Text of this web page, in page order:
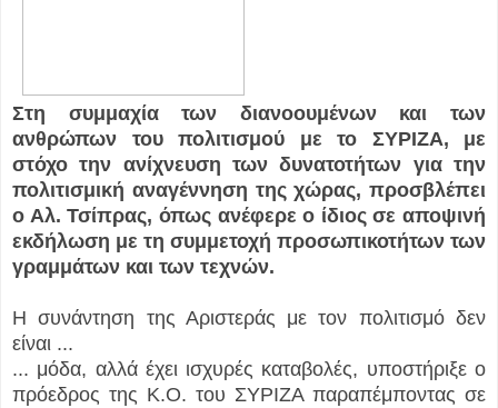
Στη συμμαχία των διανοουμένων και των
ανθρώπων του πολιτισμού με το ΣΥΡΙΖΑ, με
στόχο την ανίχνευση των δυνατοτήτων για την
πολιτισμική αναγέννηση της χώρας, προσβλέπει
ο Αλ. Τσίπρας, όπως ανέφερε ο ίδιος σε αποψινή
εκδήλωση με τη συμμετοχή προσωπικοτήτων των
γραμμάτων και των τεχνών.
Η συνάντηση της Αριστεράς με τον πολιτισμό δεν
είναι ...
... μόδα, αλλά έχει ισχυρές καταβολές, υποστήριξε ο
πρόεδρος της Κ.Ο. του ΣΥΡΙΖΑ παραπέμποντας σε